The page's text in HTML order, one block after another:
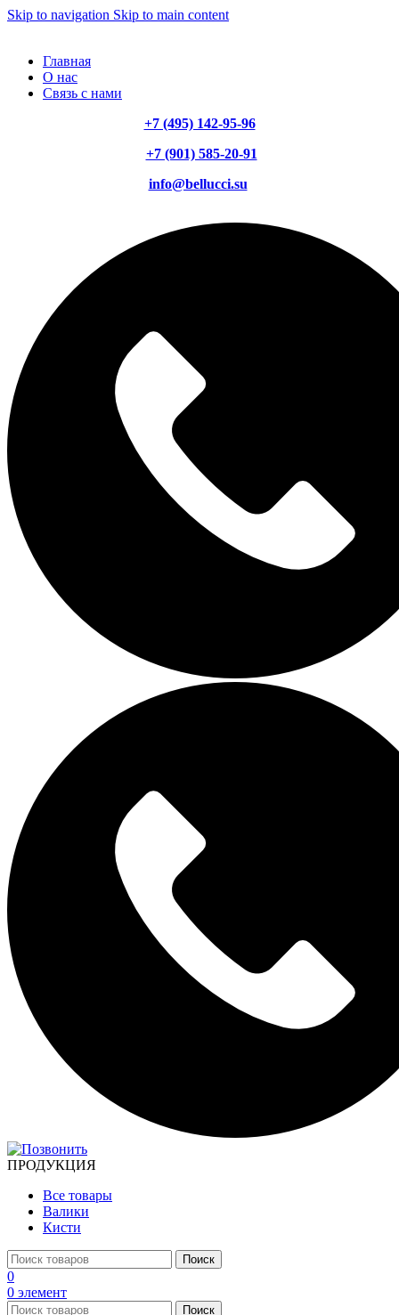
Skip to navigation Skip to main content
Главная
О нас
Связь с нами
+7 (495) 142-95-96
+7 (901) 585-20-91
info@bellucci.su
ПРОДУКЦИЯ
Все товары
Валики
Кисти
Поиск
0
0 элемент
Поиск